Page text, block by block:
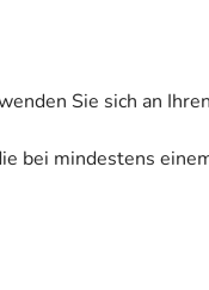
Sie sich an
bei mindestens